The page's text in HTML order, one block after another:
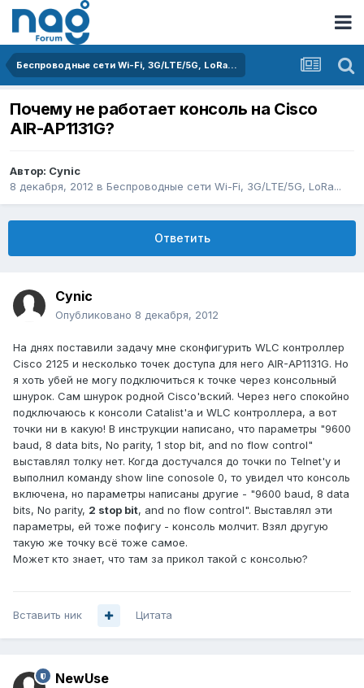
Беспроводные сети Wi-Fi, 3G/LTE/5G, LoRa...
Почему не работает консоль на Cisco
AIR-AP1131G?
Автор: Cynic
8 декабря, 2012 в Беспроводные сети Wi-Fi, 3G/LTE/5G, LoRa...
Ответить
Cynic
Опубликовано 8 декабря, 2012
На днях поставили задачу мне сконфигурить WLC контроллер
Cisco 2125 и несколько точек доступа для него AIR-AP1131G. Но
я хоть убей не могу подключиться к точке через консольный
шнурок. Сам шнурок родной Cisco'вский. Через него спокойно
подключаюсь к консоли Catalist'а и WLC контроллера, а вот
точки ни в какую! В инструкции написано, что параметры "9600
baud, 8 data bits, No parity, 1 stop bit, and no flow control"
выставлял толку нет. Когда достучался до точки по Telnet'у и
выполнил команду show line conosole 0, то увидел что консоль
включена, но параметры написаны другие - "9600 baud, 8 data
bits, No parity, 2 stop bit, and no flow control". Выставлял эти
параметры, ей тоже пофигу - консоль молчит. Взял другую
такую же точку всё тоже самое.
Может кто знает, что там за прикол такой с консолью?
Вставить ник Цитата
NewUse